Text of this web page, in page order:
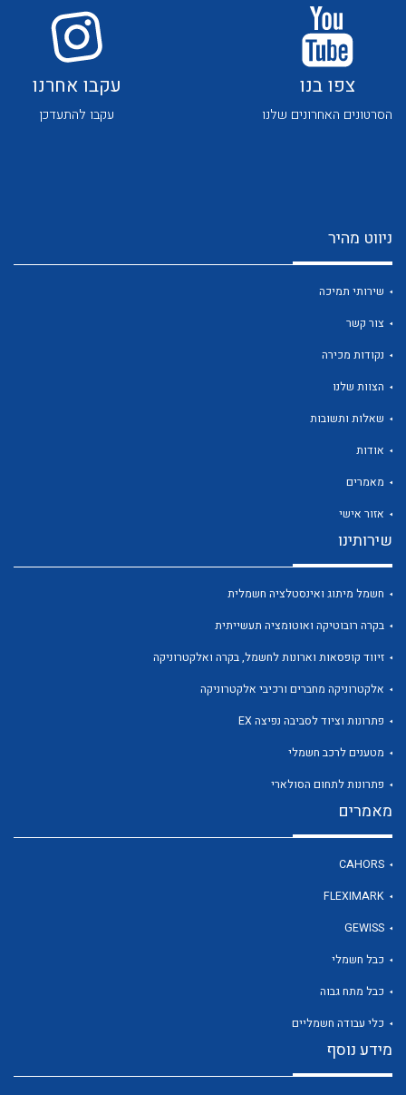
לכל מוצרי היצרן לכל מוצרי היצרן
לכל מוצרי היצרן
לכל מוצרי היצרן
לכל מוצרי היצרן
צפו בנו
הסרטונים האחרונים שלנו
עקבו אחרנו
עקבו להתעדכן
ניווט מהיר
שירותי תמיכה
צור קשר
נקודות מכירה
הצוות שלנו
שאלות ותשובות
אודות
מאמרים
אזור אישי
שירותינו
חשמל מיתוג ואינסטלציה חשמלית
בקרה רובוטיקה ואוטומציה תעשייתית
זיווד קופסאות וארונות לחשמל, בקרה ואלקטרוניקה
אלקטרוניקה מחברים ורכיבי אלקטרוניקה
פתרונות וציוד לסביבה נפיצה EX
מטענים לרכב חשמלי
פתרונות לתחום הסולארי
מאמרים
CAHORS
FLEXIMARK
GEWISS
כבל חשמלי
כבל מתח גבוה
כלי עבודה חשמליים
מידע נוסף